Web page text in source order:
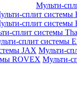
Мульти-
сплит системы
сплит системы
сплит системы
сплит системы
JAX Мульти-
ROVEX Мульти-